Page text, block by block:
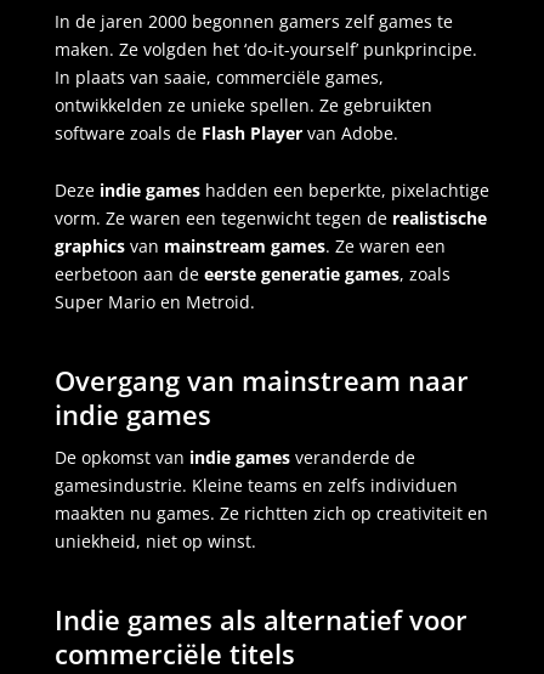
In de jaren 2000 begonnen gamers zelf games te
maken. Ze volgden het ‘do-it-yourself’ punkprincipe.
In plaats van saaie, commerciële games,
ontwikkelden ze unieke spellen. Ze gebruikten
software zoals de Flash Playervan Adobe.
Deze indie gameshadden een beperkte, pixelachtige
vorm. Ze waren een tegenwicht tegen de realistische
graphicsvan mainstream games. Ze waren een
eerbetoon aan de eerste generatie games, zoals
Super Mario en Metroid.
Overgang van mainstream naar
indie games
De opkomst van indie gamesveranderde de
gamesindustrie. Kleine teams en zelfs individuen
maakten nu games. Ze richtten zich op creativiteit en
uniekheid, niet op winst.
Indie games als alternatief voor
commerciële titels